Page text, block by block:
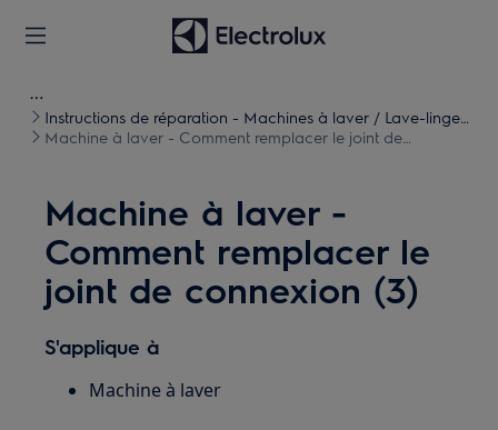
Instructions de réparation - Machines à laver / Lave-linge
séchants
Machine à laver - Comment remplacer le joint de
Machine à laver -
Comment remplacer le
joint de connexion (3)
S'applique à
Machine à laver